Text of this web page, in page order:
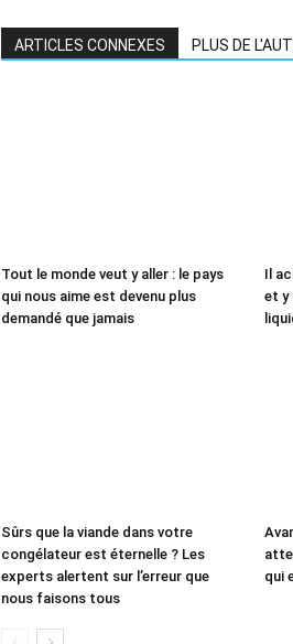
ARTICLES CONNEXES PLUS DE
Tout le monde veut y aller : le pays
qui nous aime est devenu plus
demandé que jamais
Il
et y
Sûrs que la viande dans votre
congélateur est éternelle ? Les
experts alertent sur l’erreur que
nous faisons tous
qui